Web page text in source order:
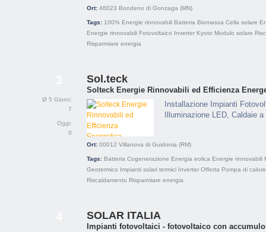
Ort: 46023 Bondeno di Gonzaga (MN)
Tags: 100% Energie rinnovabili Batteria Biomassa Cella solare
Energie rinnovabili Fotovoltaico Inverter Kyoto Modulo solare
Risparmiare energia
Ø 5 Giorni:
7
Oggi:
0
Sol.teck
Solteck Energie Rinnovabili ed Efficienza
Installazione Impianti
Illuminazione LED, Caldaie
Ort: 00012 Villanova di Guidonia (RM)
Tags: Batteria Cogenerazione Energia eolica Energie rinnovabili
Geotermico Impianti solari termici Inverter Offerta Pompa di calore
Riscaldamento Risparmiare energia
SOLAR ITALIA
Impianti fotovoltaici - fotovoltaico con accumulo